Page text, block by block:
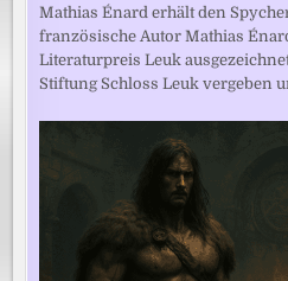
Mathias Énard erhält den
französische Autor Mathias
Literaturpreis Leuk
Stiftung Schloss Leuk vergeben